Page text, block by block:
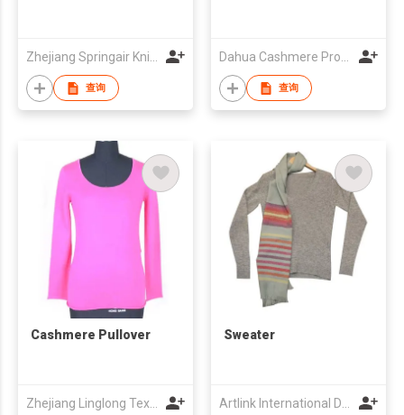
Zhejiang Springair Knitting Co., Ltd.
查询
Dahua Cashmere Products Co Ltd
查询
Cashmere Pullover
Zhejiang Linglong Textile Co., Ltd.
Sweater